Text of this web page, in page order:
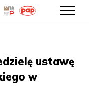
ustawę
w